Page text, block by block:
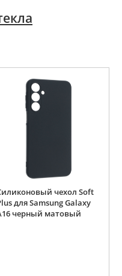
чехол Soft
для Samsung Galaxy
черный матовый